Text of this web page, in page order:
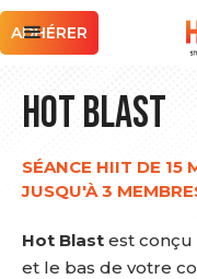
ADHÉRER
Hot Blast
SÉANCE HIIT DE 15
JUSQU'À 3
Hot Blast est conçu
et le bas de votre